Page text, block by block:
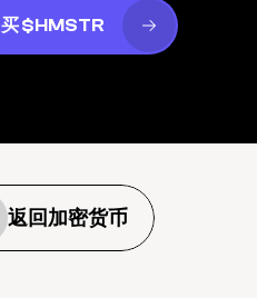
买 $HMSTR
返回加密货币